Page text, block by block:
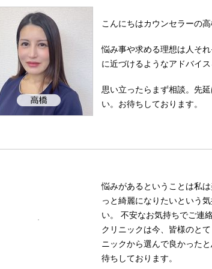
こんにちはカウンセラーの
悩み事や求める理想は人そ
に近づけるようなアドバイ
思い立ったらまず相談。先
い。お待ちしております。
悩みがあるということは私
っと綺麗になりたいという
い。 不安なお気持ちでご連
クリニックは今、皆様のと
ニックから選んで良かった
待ちしております。